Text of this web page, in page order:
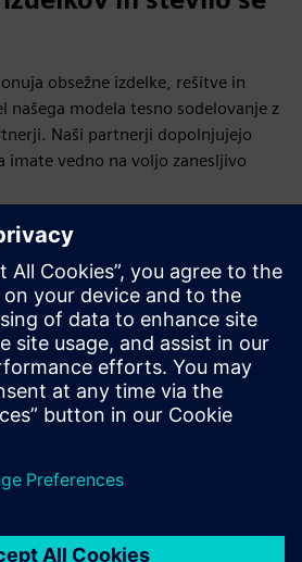
obsežne izdelke, rešitve in
modela tesno sodelovanje z
Naši partnerji dopolnjujejo
imate vedno na voljo zanesljivo
— tako, da ecosystem omogoči